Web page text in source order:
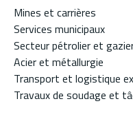
Mines et carrières
Services municipaux
Secteur pétrolier et
Acier et métallurgie
Transport et logistique
Travaux de soudage et